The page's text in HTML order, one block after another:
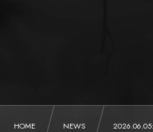
HOME NEWS